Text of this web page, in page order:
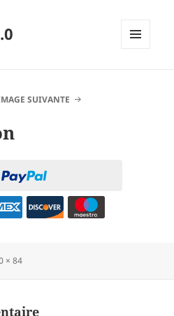
SUIVANTE
× 84